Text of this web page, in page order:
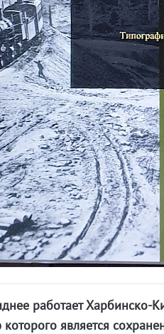
работает Харбинско-
является